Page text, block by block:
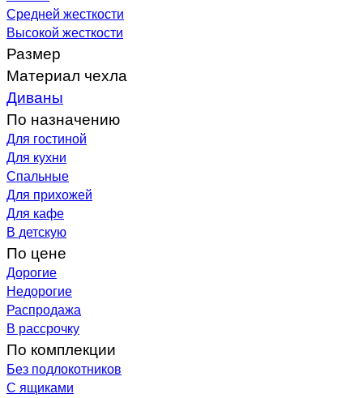
Средней жесткости
Высокой жесткости
Размер
Материал чехла
Диваны
По назначению
Для гостиной
Для кухни
Спальные
Для прихожей
Для кафе
В детскую
По цене
Дорогие
Недорогие
Распродажа
В рассрочку
По комплекции
Без подлокотников
С ящиками